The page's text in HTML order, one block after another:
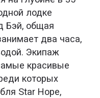
лодке
Бэй, общая
два часа,
Экипаж
красивые
которых
Star Hope,